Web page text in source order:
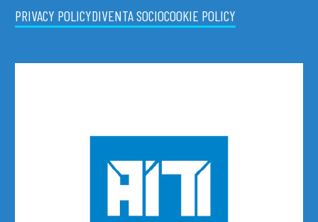
PRIVACY POLICYDIVENTA SOCIOCOOKIE POLICY